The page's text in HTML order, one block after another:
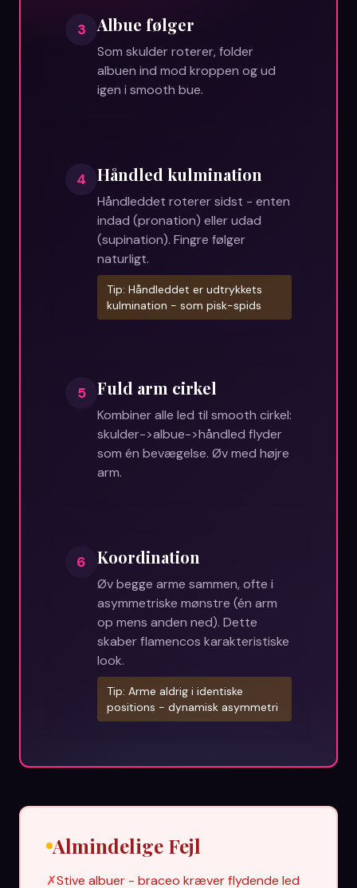
3 Albue følger
Som skulder roterer, folder
albuen ind mod kroppen og ud
igen i smooth bue.
4 Håndled kulmination
Håndleddet roterer sidst - enten
indad (pronation) eller udad
(supination). Fingre følger
naturligt.
Tip: Håndleddet er udtrykkets
kulmination - som pisk-spids
5 Fuld arm cirkel
Kombiner alle led til smooth cirkel:
skulder->albue->håndled flyder
som én bevægelse. Øv med højre
arm.
6 Koordination
Øv begge arme sammen, ofte i
asymmetriske mønstre (én arm
op mens anden ned). Dette
skaber flamencos karakteristiske
look.
Tip: Arme aldrig i identiske
positions - dynamisk asymmetri
Almindelige Fejl
✗Stive albuer - braceo kræver flydende led